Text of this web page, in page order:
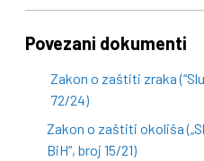
Povezani dokumenti
Zakon o zaštiti zraka
72/24)
Zakon o zaštiti okoliša
BiH“, broj 15/21)